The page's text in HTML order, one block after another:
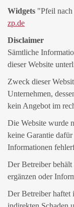
Widgets "Pfeil
zp.de
Disclaimer
Sämtliche
dieser Website
Zweck dieser
Unternehmen,
kein Angebot im
Die Website wurde
keine Garantie
Informationen
Der Betreiber behält
ergänzen oder
Der Betreiber